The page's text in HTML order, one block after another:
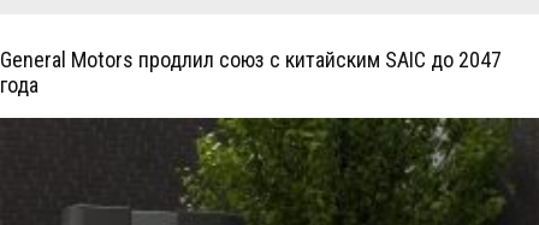
General Motors продлил союз с китайским SAIC до 2047
года